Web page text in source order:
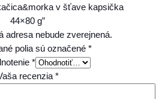
v šťave kapsička
44×80 g”
adresa nebude zverejnená.
polia sú označené *
*
recenzia *